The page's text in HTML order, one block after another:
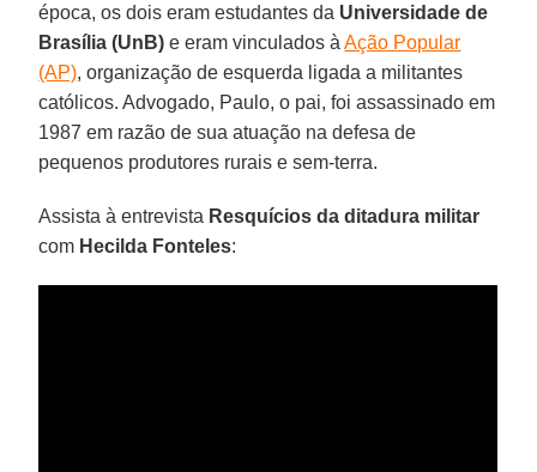
época, os dois eram estudantes da Universidade de
Brasília (UnB) e eram vinculados àAção Popular
(AP), organização de esquerda ligada a militantes
católicos. Advogado, Paulo, o pai, foi assassinado em
1987 em razão de sua atuação na defesa de
pequenos produtores rurais e sem-terra.
Assista à entrevista Resquícios da ditadura militar
com Hecilda Fonteles: